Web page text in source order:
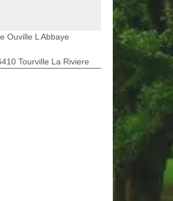
Ouville L Abbaye
Tourville La Riviere